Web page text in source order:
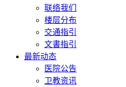
联络我们
楼层分布
交通指引
文書指引
最新动态
医院公告
卫教资讯